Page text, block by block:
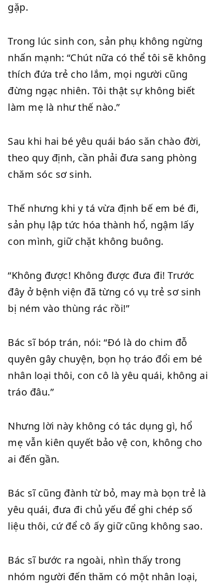
gặp.
Trong lúc sinh con, sản phụ không ngừng
nhấn mạnh: “Chút nữa có thể tôi sẽ không
thích đứa trẻ cho lắm, mọi người cũng
đừng ngạc nhiên. Tôi thật sự không biết
làm mẹ là như thế nào.”
Sau khi hai bé yêu quái báo săn chào đời,
theo quy định, cần phải đưa sang phòng
chăm sóc sơ sinh.
Thế nhưng khi y tá vừa định bế em bé đi,
sản phụ lập tức hóa thành hổ, ngậm lấy
con mình, giữ chặt không buông.
“Không được! Không được đưa đi! Trước
đây ở bệnh viện đã từng có vụ trẻ sơ sinh
bị ném vào thùng rác rồi!”
Bác sĩ bóp trán, nói: “Đó là do chim đỗ
quyên gây chuyện, bọn họ tráo đổi em bé
nhân loại thôi, con cô là yêu quái, không ai
tráo đâu.”
Nhưng lời này không có tác dụng gì, hổ
mẹ vẫn kiên quyết bảo vệ con, không cho
ai đến gần.
Bác sĩ cũng đành từ bỏ, may mà bọn trẻ là
yêu quái, đưa đi chủ yếu để ghi chép số
liệu thôi, cứ để cô ấy giữ cũng không sao.
Bác sĩ bước ra ngoài, nhìn thấy trong
nhóm người đến thăm có một nhân loại,